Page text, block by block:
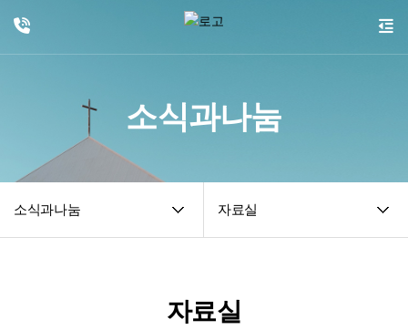
소식과나눔 자료실
소식과나눔
자료실